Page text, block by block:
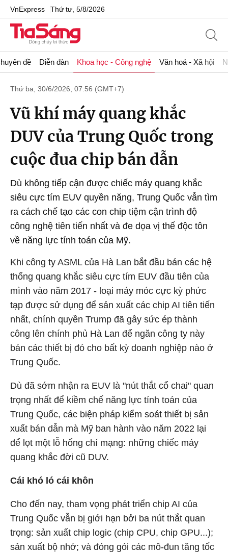
VnExpress Thứ tư, 5/8/2026
đề Diễn đàn Khoa học - Công nghệ Văn hoá - Xã hội
Thứ ba, 30/6/2026, 07:56 (GMT+7)
Vũ khí máy quang khắc
DUV của Trung Quốc trong
cuộc đua chip bán dẫn
Dù không tiếp cận được chiếc máy quang khắc
siêu cực tím EUV quyền năng, Trung Quốc vẫn tìm
ra cách chế tạo các con chip tiệm cận trình độ
công nghệ tiên tiến nhất và đe dọa vị thế độc tôn
về năng lực tính toán của Mỹ.
Khi công ty ASML của Hà Lan bắt đầu bán các hệ
thống quang khắc siêu cực tím EUV đầu tiên của
mình vào năm 2017 - loại máy móc cực kỳ phức
tạp được sử dụng để sản xuất các chip AI tiên tiến
nhất, chính quyền Trump đã gây sức ép thành
công lên chính phủ Hà Lan để ngăn công ty này
bán các thiết bị đó cho bất kỳ doanh nghiệp nào ở
Trung Quốc.
Dù đã sớm nhận ra EUV là "nút thắt cổ chai" quan
trọng nhất để kiềm chế năng lực tính toán của
Trung Quốc, các biện pháp kiểm soát thiết bị sản
xuất bán dẫn mà Mỹ ban hành vào năm 2022 lại
để lọt một lỗ hổng chí mạng: những chiếc máy
quang khắc đời cũ DUV.
Cái khó ló cái khôn
Cho đến nay, tham vọng phát triển chip AI của
Trung Quốc vẫn bị giới hạn bởi ba nút thắt quan
trọng: sản xuất chip logic (chip CPU, chip GPU...);
sản xuất bộ nhớ; và đóng gói các mô-đun tăng tốc